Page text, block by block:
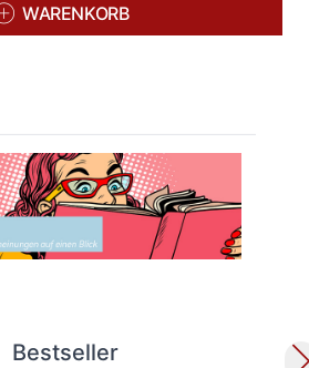
WARENKORB
Bestseller